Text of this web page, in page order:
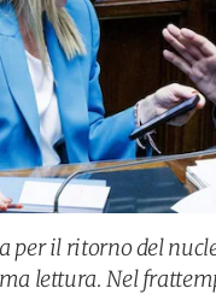
per il ritorno del
lettura. Nel